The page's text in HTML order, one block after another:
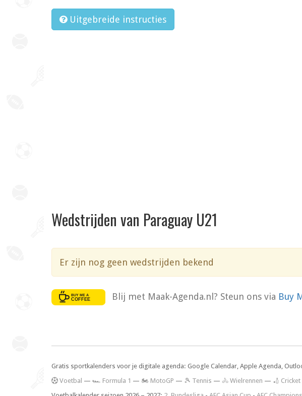
Uitgebreide instructies
Wedstrijden van Paraguay U21
Er zijn nog geen wedstrijden bekend
Blij met Maak-Agenda.nl? Steun ons via Buy
Gratis sportkalenders voor je digitale agenda: Google Calendar, Apple Agenda,
Voetbal — 🏎️ Formula 1 — 🏍 MotoGP — 🎾 Tennis — 🚴 Wielrennen — 🏏 Cricket